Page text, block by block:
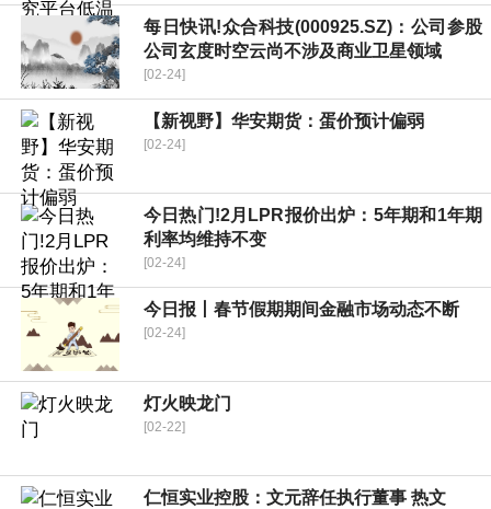
每日快讯!众合科技(000925.SZ)：公司参股
公司玄度时空云尚不涉及商业卫星领域
[02-24]
【新视野】华安期货：蛋价预计偏弱
[02-24]
今日热门!2月LPR报价出炉：5年期和1年期
利率均维持不变
[02-24]
今日报丨春节假期期间金融市场动态不断
[02-24]
灯火映龙门
[02-22]
仁恒实业控股：文元辞任执行董事 热文